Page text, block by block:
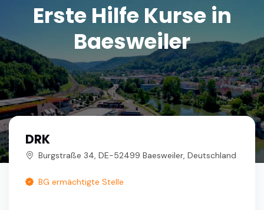
Erste Hilfe Kurse in
Baesweiler
DRK
Burgstraße 34, DE-52499 Baesweiler, Deutschland
BG ermächtigte Stelle